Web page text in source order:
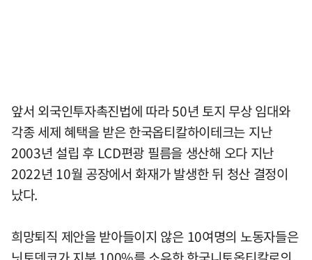
앞서 외국인투자촉진법에 따라 50년 토지 무상 임대와
각종 세제 혜택을 받은 한국옵티칼하이테크는 지난
2003년 설립 후 LCD편광 필름을 생산해 오다 지난
2022년 10월 공장에서 화재가 발생한 뒤 청산 결정이
났다.
희망퇴직 제안을 받아들이지 않은 10여명의 노동자들은